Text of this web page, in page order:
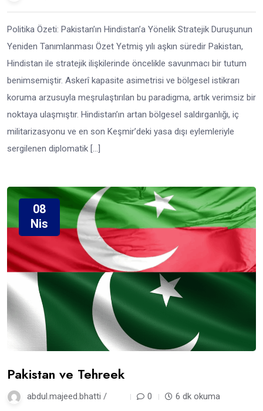
Politika Özeti: Pakistan’ın Hindistan’a Yönelik Stratejik Duruşunun
Yeniden Tanımlanması Özet Yetmiş yılı aşkın süredir Pakistan,
Hindistan ile stratejik ilişkilerinde öncelikle savunmacı bir tutum
benimsemiştir. Askerî kapasite asimetrisi ve bölgesel istikrarı
koruma arzusuyla meşrulaştırılan bu paradigma, artık verimsiz bir
noktaya ulaşmıştır. Hindistan’ın artan bölgesel saldırganlığı, iç
militarizasyonu ve en son Keşmir’deki yasa dışı eylemleriyle
sergilenen diplomatik […]
08
Nis
Pakistan ve Tehreek
abdul.majeed.bhatti / 0 6 dk okuma